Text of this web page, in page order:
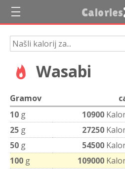
Calories
Wasabi
Gramov
10 g 10900
25 g 27250
50 g 54500
100 g 109000